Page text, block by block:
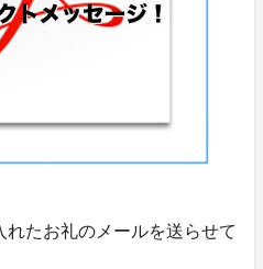
たお礼のメールを送らせて